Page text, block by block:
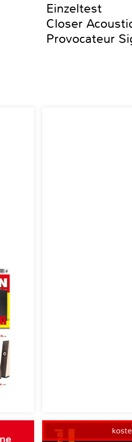
Einzeltest
Closer
Provocateur